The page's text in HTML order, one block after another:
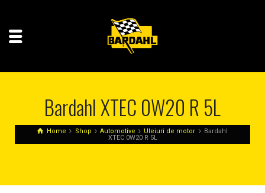
Bardahl XTEC 0W20 R 5L
Home Shop Automotive Uleiuri de motor
Bardahl
XTEC 0W20 R 5L